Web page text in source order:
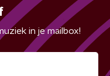
in je mailbox!